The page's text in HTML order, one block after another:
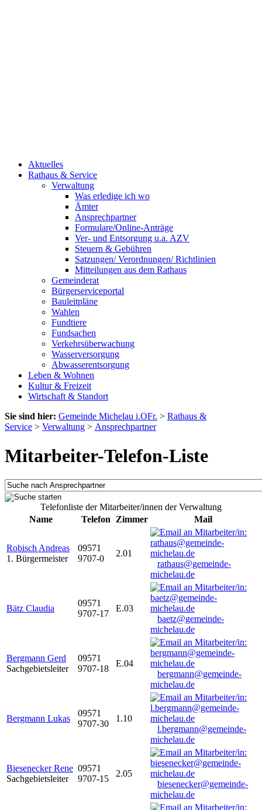
Aktuelles
Rathaus & Service
Verwaltung
Was erledige ich wo
Ämter
Ansprechpartner
Formulare/Online-Anträge
Ver- und Entsorgung u.a. AZV
Steuern & Gebühren
Satzungen/ Verordnungen/ Richtlinien
Mitteilungen aus dem Rathaus
Gemeinderat
Bürgerserviceportal
Bauleitpläne
Wahlen
Fundtiere
Fundsachen
Verkehrsüberwachung
Wasserversorgung
Abwasserentsorgung
Leben & Wohnen
Kultur & Freizeit
Wirtschaft & Standort
Sie sind hier: Gemeinde Michelau i.OFr. > Rathaus &
Service > Verwaltung > Ansprechpartner
Mitarbeiter-Telefon-Liste
Telefonliste der Mitarbeiter/innen der Verwaltung
Name
Telefon Zimmer Mail
Robisch Andreas
1. Bürgermeister
09571
9707-0
2.01
rathaus@gemeinde-
michelau.de
Bätz Claudia
09571
9707-17
E.03
baetz@gemeinde-
michelau.de
Bergmann Gerd
Sachgebietsleiter
09571
9707-18
E.04
bergmann@gemeinde-
michelau.de
Bergmann Lukas
09571
9707-30
1.10
l.bergmann@gemeinde-
michelau.de
Biesenecker Rene
Sachgebietsleiter
09571
9707-15
2.05
biesenecker@gemeinde-
michelau.de